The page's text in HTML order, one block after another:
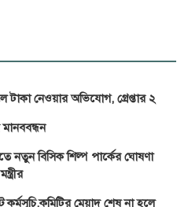
টাকা নেওয়ার অভিযোগ, গ্রেপ্তার ২
মানববন্ধন
নতুন বিসিক শিল্প পার্কের ঘোষণা
কর্মসূচি,কমিটির মেয়াদ শেষ না হলে